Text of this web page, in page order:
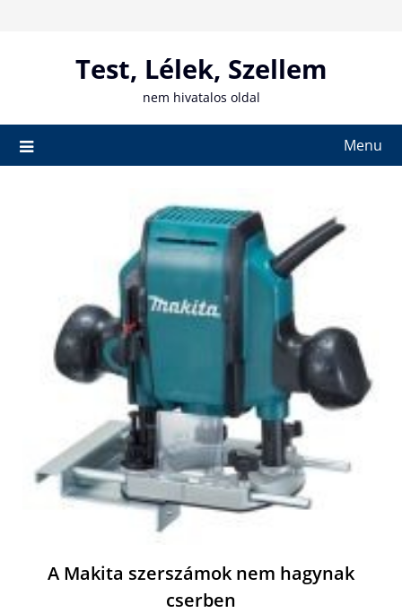
Test, Lélek, Szellem
nem hivatalos oldal
Menu
A Makita szerszámok nem hagynak
cserben